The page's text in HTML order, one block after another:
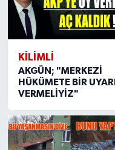
KILIMLI
AKGÜN; "MERKEZİ
HÜKÜMETE BİR UYARI
VERMELİYİZ"